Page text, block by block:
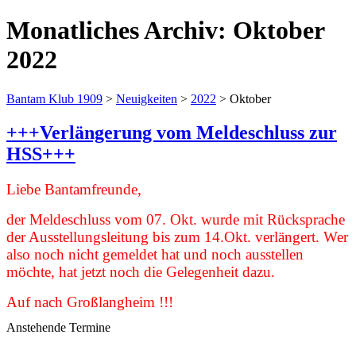
Monatliches Archiv: Oktober
2022
Bantam Klub 1909 > Neuigkeiten > 2022 > Oktober
+++Verlängerung vom Meldeschluss zur
HSS+++
Liebe Bantamfreunde,
der Meldeschluss vom 07. Okt. wurde mit Rücksprache
der Ausstellungsleitung bis zum 14.Okt. verlängert. Wer
also noch nicht gemeldet hat und noch ausstellen
möchte, hat jetzt noch die Gelegenheit dazu.
Auf nach Großlangheim !!!
Anstehende Termine